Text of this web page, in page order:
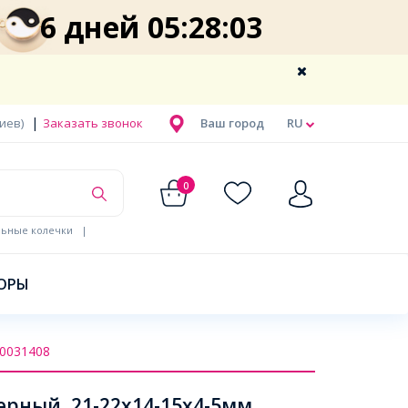
6 дней 05:28:02
RU
Ваш город
| Заказать звонок
0
колечки
|